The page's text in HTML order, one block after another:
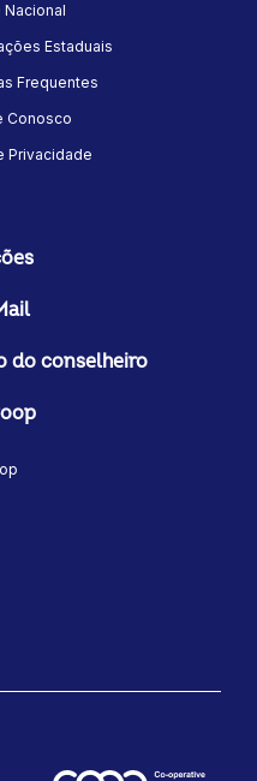
Nacional
Estaduais
Frequentes
Conosco
Privacidade
do conselheiro